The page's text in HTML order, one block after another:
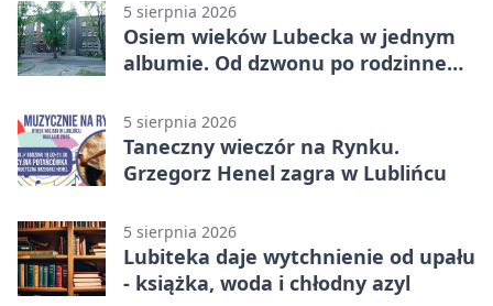
5 sierpnia 2026
Osiem wieków Lubecka w jednym
albumie. Od dzwonu po rodzinne
5 sierpnia 2026
Taneczny wieczór na Rynku.
Grzegorz Henel zagra w Lublińcu
5 sierpnia 2026
Lubiteka daje wytchnienie od upału
- książka, woda i chłodny azyl